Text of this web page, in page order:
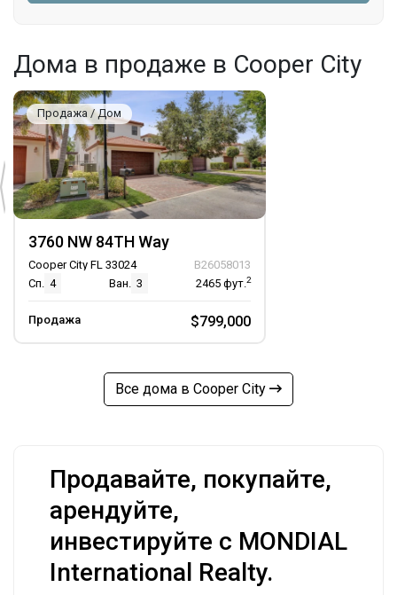
Дома в продаже в Cooper City
Продажа / Дом
3760 NW 84TH Way
Cooper City FL 33024
B26058013
Сп. 4 Ван. 3 2465 фут.2
Продажа $799,000
Все дома в Cooper City
Продавайте, покупайте,
арендуйте,
инвестируйте с MONDIAL
International Realty.